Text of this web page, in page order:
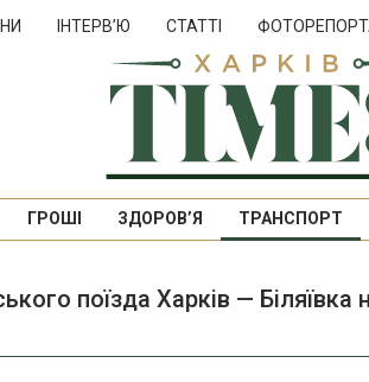
ІНТЕРВ’Ю СТАТТІ
ГРОШІ ЗДОРОВ’Я ТРАНСПОРТ
поїзда Харків — Біляївка